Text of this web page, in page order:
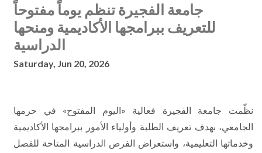
جامعة الفجيرة تنظم يوماً مفتوحاً
للتعريف ببرامجها الأكاديمية ومنحها
الدراسية
Saturday, Jun 20, 2026
نظّمت جامعة الفجيرة فعالية «اليوم المفتوح» في حرمها
الجامعي، بهدف تعريف الطلبة وأولياء الأمور ببرامجها الأكاديمية
وخدماتها التعليمية، واستعراض الفرص الدراسية المتاحة للفصل